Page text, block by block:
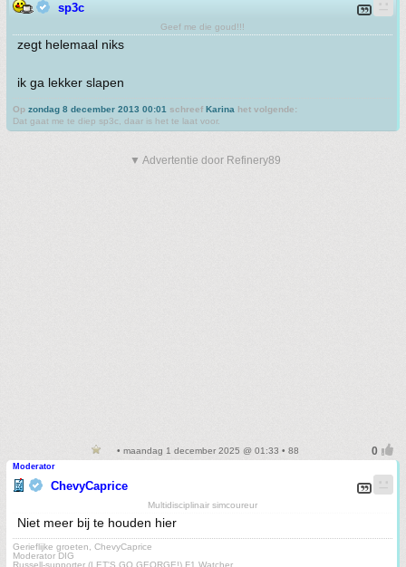
sp3c
Geef me die goud!!!
zegt helemaal niks
ik ga lekker slapen
Op zondag 8 december 2013 00:01 schreef Karina het volgende:
Dat gaat me te diep sp3c, daar is het te laat voor.
▼ Advertentie door Refinery89
• maandag 1 december 2025 @ 01:33 • 88
Moderator
ChevyCaprice
Multidisciplinair simcoureur
Niet meer bij te houden hier
Gerieflijke groeten, ChevyCaprice
Moderator DIG
Russell-supporter (LET'S GO GEORGE!) F1 Watcher